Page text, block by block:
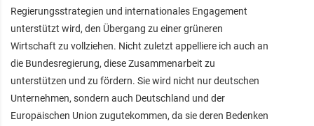
Regierungsstrategien und internationales Engagement
unterstützt wird, den Übergang zu einer grüneren
Wirtschaft zu vollziehen. Nicht zuletzt appelliere ich auch an
die Bundesregierung, diese Zusammenarbeit zu
unterstützen und zu fördern. Sie wird nicht nur deutschen
Unternehmen, sondern auch Deutschland und der
Europäischen Union zugutekommen, da sie deren Bedenken